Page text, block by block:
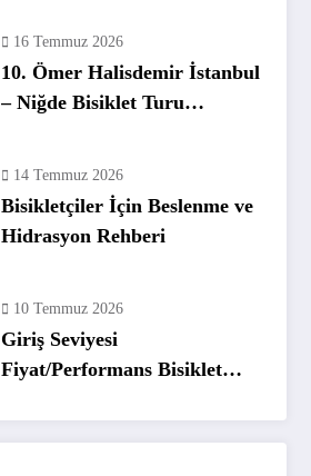
16 Temmuz 2026
10. Ömer Halisdemir İstanbul
– Niğde Bisiklet Turu
14 Temmuz 2026
Bisikletçiler İçin Beslenme ve
Hidrasyon Rehberi
10 Temmuz 2026
Giriş Seviyesi
Fiyat/Performans Bisiklet